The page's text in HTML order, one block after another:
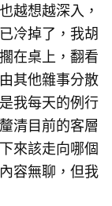
想越深入，
冷掉了，我胡
在桌上，翻看
其他雜事分散
我每天的例行
清目前的客層
來該走向哪個
容無聊，但我